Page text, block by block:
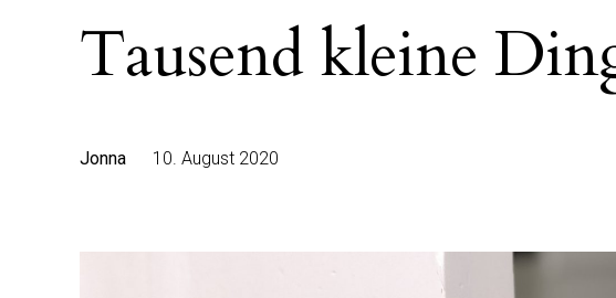
Tausend kleine
Jonna 10. August 2020